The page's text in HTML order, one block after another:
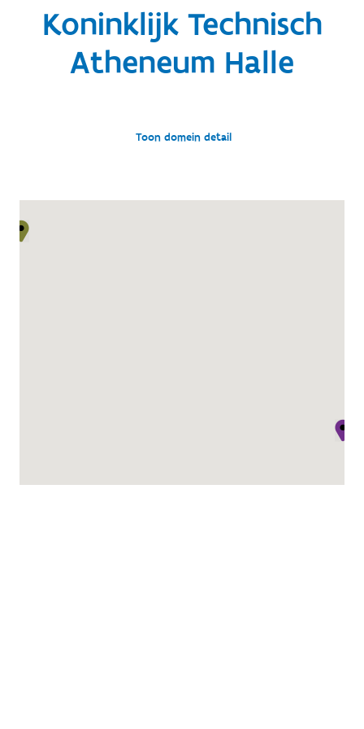
Koninklijk Technisch
Atheneum Halle
Toon domein detail